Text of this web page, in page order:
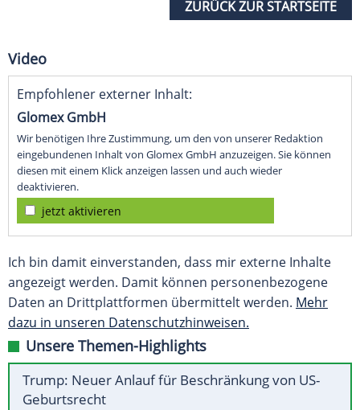
ZURÜCK ZUR STARTSEITE
Video
Empfohlener externer Inhalt:
Glomex GmbH
Wir benötigen Ihre Zustimmung, um den von unserer Redaktion
eingebundenen Inhalt von Glomex GmbH anzuzeigen. Sie können
diesen mit einem Klick anzeigen lassen und auch wieder
deaktivieren.
jetzt aktivieren
Ich bin damit einverstanden, dass mir externe Inhalte
angezeigt werden. Damit können personenbezogene
Daten an Drittplattformen übermittelt werden. Mehr
dazu in unseren Datenschutzhinweisen.
Unsere Themen-Highlights
Trump: Neuer Anlauf für Beschränkung von US-
Geburtsrecht